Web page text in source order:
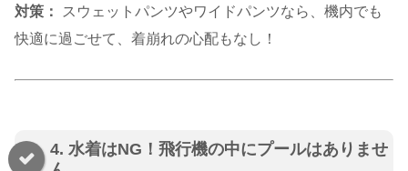
対策：
スウェットパンツやワイドパンツなら、機内でも
快適に過ごせて、着崩れの心配もなし！
4. 水着はNG！飛行機の中にプールはありませ